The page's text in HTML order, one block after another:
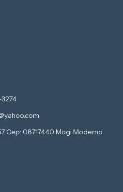
3274
Cep: 08717440 Mogi Moderno